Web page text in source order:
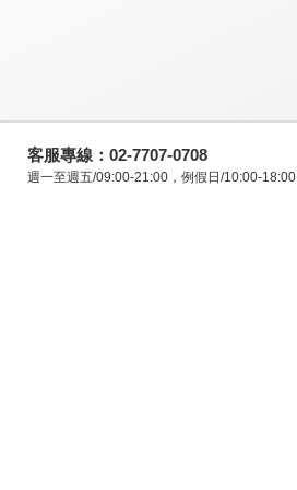
客服專線：02-7707-0708
週一至週五/09:00-21:00，例假日/10:00-18:00